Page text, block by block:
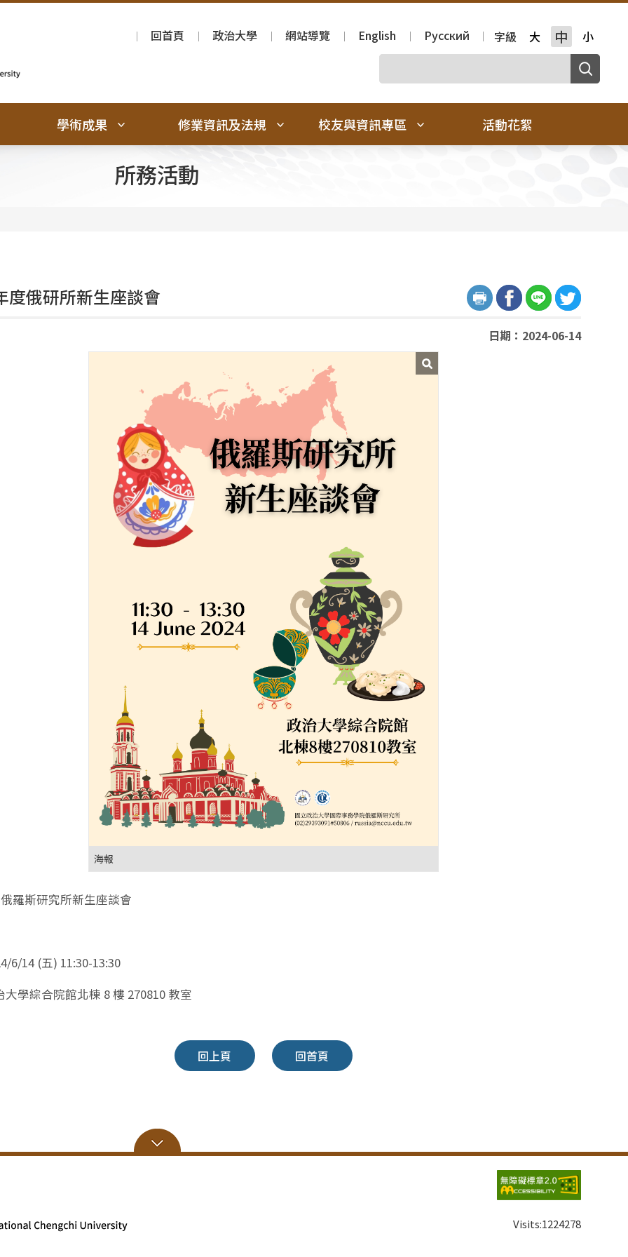
回首頁 政治大學 網站導覽 English Русский 字級 大 中 小
學術成果 修業資訊及法規 校友與資訊專區 活動花絮
所務活動
度俄研所新生座談會
日期：2024-06-14
海報
羅斯研究所新生座談會
6/14 (五) 11:30-13:30
大學綜合院館北棟 8 樓 270810 教室
回上頁 回首頁
Visits:1224278